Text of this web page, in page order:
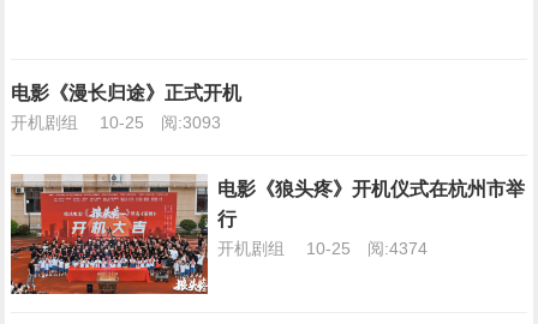
电影《漫长归途》正式开机
开机剧组 10-25 阅:3093
电影《狼头疼》开机仪式在杭州市举
行
开机剧组 10-25 阅:4374